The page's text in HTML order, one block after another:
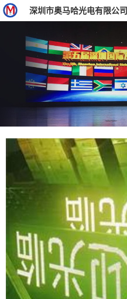
深圳市奥马哈光电有限公司